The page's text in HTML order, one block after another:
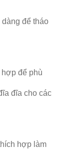
để tháo
hợp để phù
đĩa cho các
hợp làm